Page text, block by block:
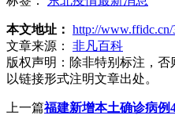
本文地址： http://www.ffidc.cn/
文章来源：
非凡百科
版权声明： 除非特别标注，
以链接形式注明文章出处。
上一篇福建新增本土确诊病例